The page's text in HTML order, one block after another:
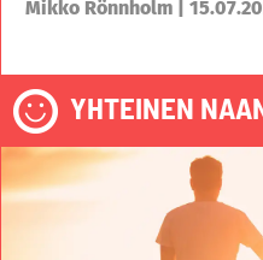
Mikko Rönnholm |
YHTEINEN